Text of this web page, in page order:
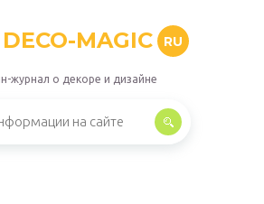
DECO-MAGIC RU
журнал о декоре и дизайне